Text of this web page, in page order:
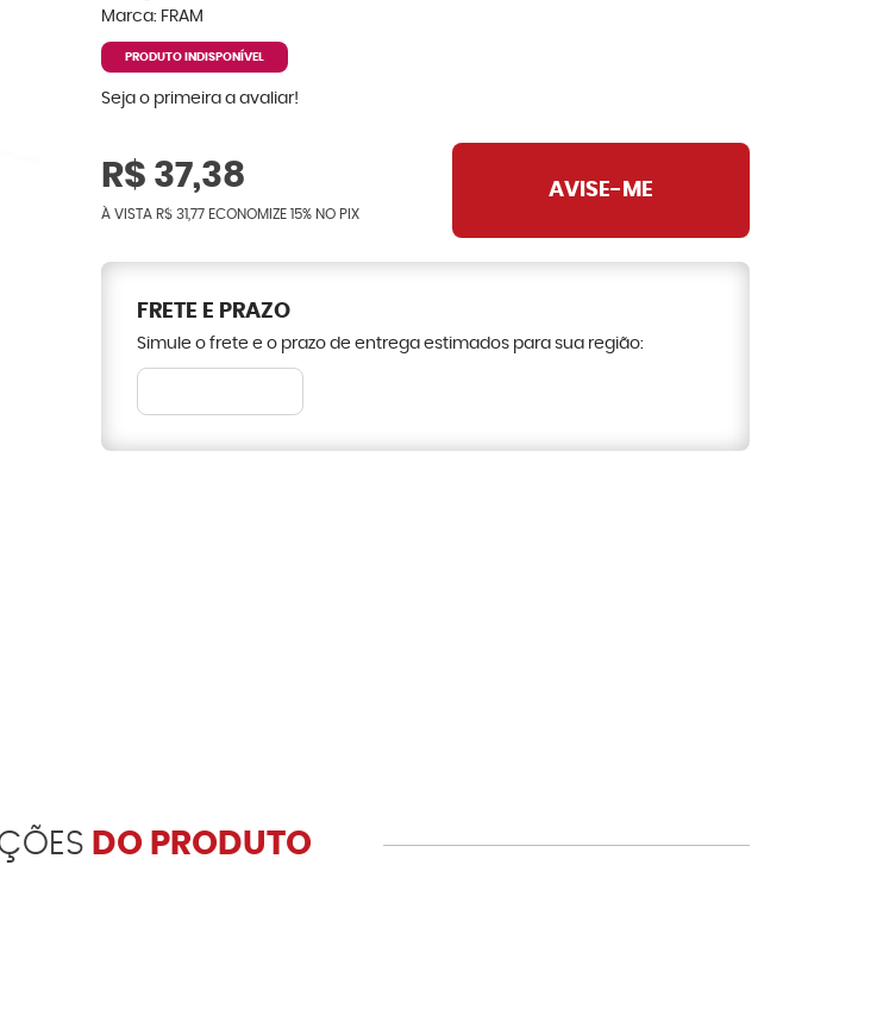
Marca: FRAM
PRODUTO INDISPONÍVEL
Seja o primeira a avaliar!
R$ 37,38
À VISTA R$ 31,77 ECONOMIZE 15% NO PIX
AVISE-ME
FRETE E PRAZO
Simule o frete e o prazo de entrega estimados para sua região:
DO PRODUTO